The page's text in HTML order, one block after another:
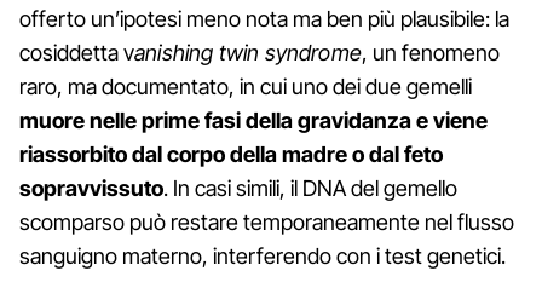
offerto un’ipotesi meno nota ma ben più plausibile: la
cosiddetta vanishing twin syndrome, un fenomeno
raro, ma documentato, in cui uno dei due gemelli
muore nelle prime fasi della gravidanza e viene
riassorbito dal corpo della madre o dal feto
sopravvissuto. In casi simili, il DNA del gemello
scomparso può restare temporaneamente nel flusso
sanguigno materno, interferendo con i test genetici.